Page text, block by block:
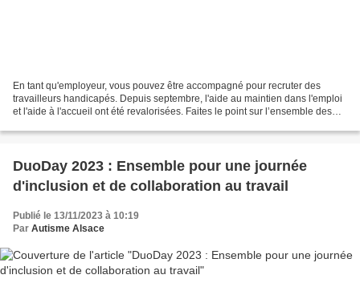
En tant qu'employeur, vous pouvez être accompagné pour recruter des
travailleurs handicapés. Depuis septembre, l'aide au maintien dans l'emploi
et l'aide à l'accueil ont été revalorisées. Faites le point sur l’ensemble des
DuoDay 2023 : Ensemble pour une journée
d'inclusion et de collaboration au travail
Publié le 13/11/2023 à 10:19
Par Autisme Alsace